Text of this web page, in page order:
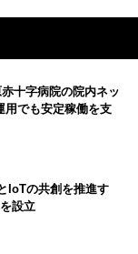
十字病院の院内ネッ
用でも安定稼働を支
IoTの共創を推進す
設立